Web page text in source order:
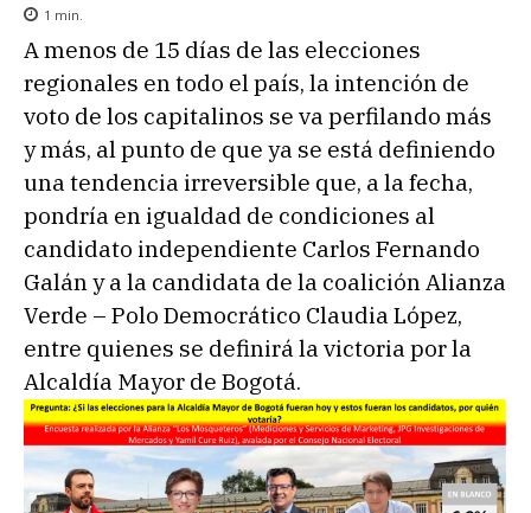
1 min.
A menos de 15 días de las elecciones
regionales en todo el país, la intención de
voto de los capitalinos se va perfilando más
y más, al punto de que ya se está definiendo
una tendencia irreversible que, a la fecha,
pondría en igualdad de condiciones al
candidato independiente Carlos Fernando
Galán y a la candidata de la coalición Alianza
Verde – Polo Democrático Claudia López,
entre quienes se definirá la victoria por la
Alcaldía Mayor de Bogotá.